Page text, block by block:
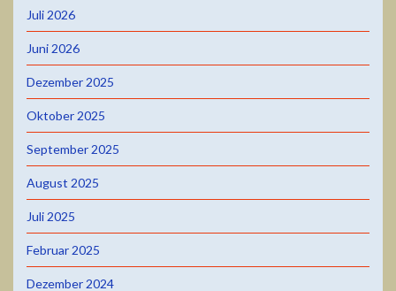
Juli 2026
Juni 2026
Dezember 2025
Oktober 2025
September 2025
August 2025
Juli 2025
Februar 2025
Dezember 2024